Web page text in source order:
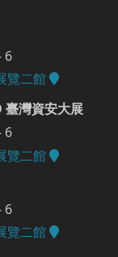
6
覽二館
臺灣資安大展
6
覽二館
6
覽二館